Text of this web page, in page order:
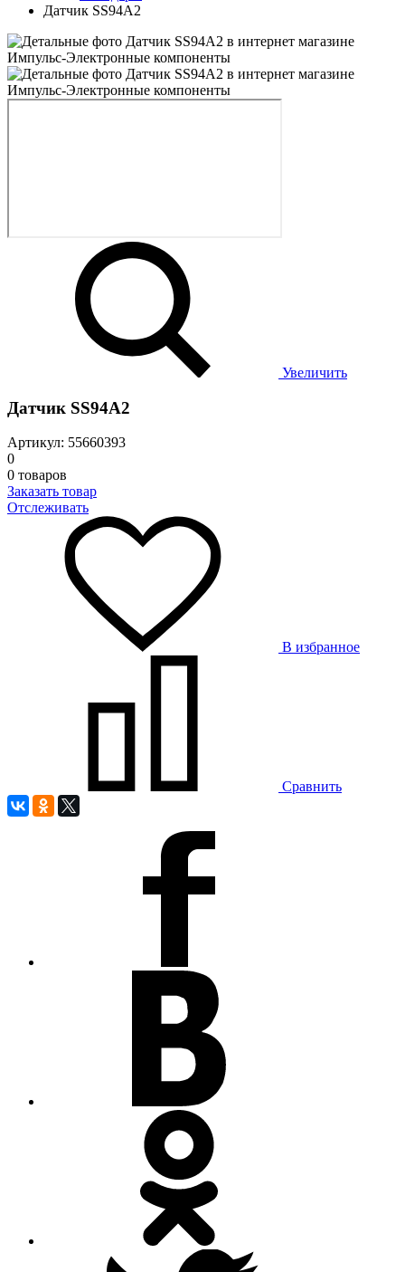
Датчик SS94A2
Увеличить
Датчик SS94A2
Артикул: 55660393
0
0 товаров
Заказать товар
Отслеживать
В избранное
Сравнить